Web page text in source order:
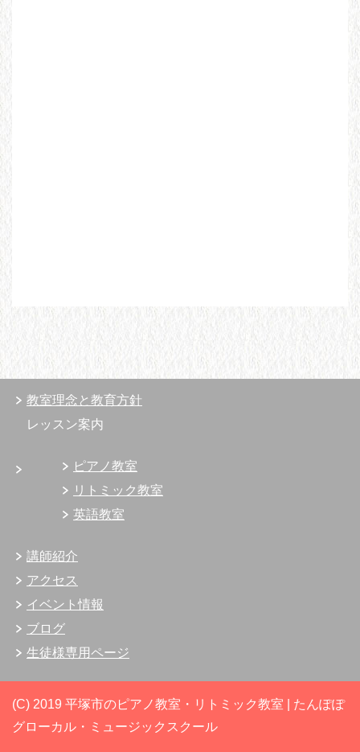
教室理念と教育方針
レッスン案内
ピアノ教室
リトミック教室
英語教室
講師紹介
アクセス
イベント情報
ブログ
生徒様専用ページ
(C) 2019 平塚市のピアノ教室・リトミック教室 | たんぽぽ
グローカル・ミュージックスクール